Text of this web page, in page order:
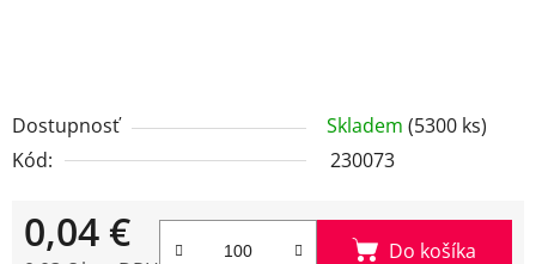
Dostupnosť Skladem (5300 ks)
Kód:
230073
0,04 € Do košíka